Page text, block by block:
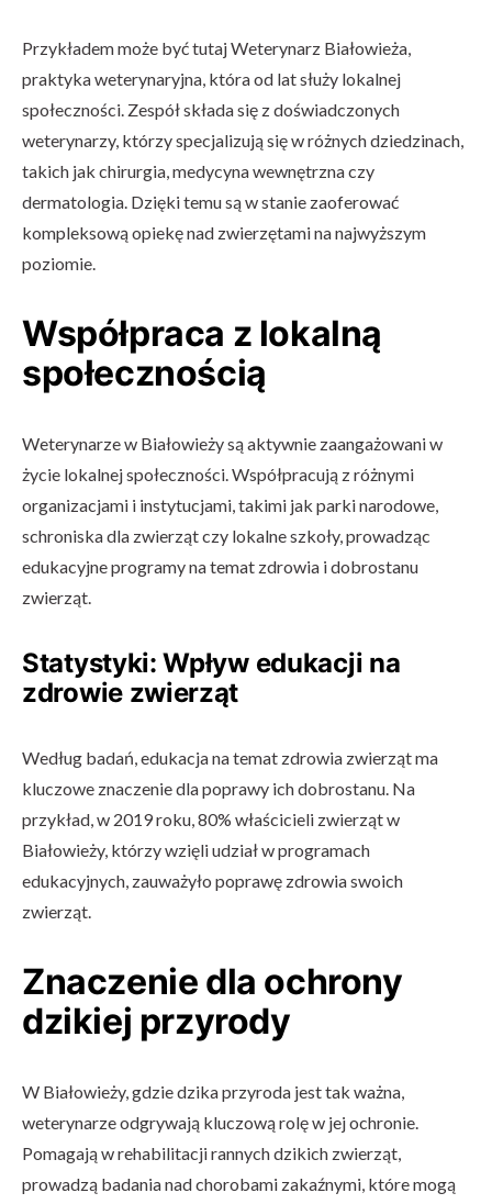
Przykładem może być tutaj Weterynarz Białowieża,
praktyka weterynaryjna, która od lat służy lokalnej
społeczności. Zespół składa się z doświadczonych
weterynarzy, którzy specjalizują się w różnych dziedzinach,
takich jak chirurgia, medycyna wewnętrzna czy
dermatologia. Dzięki temu są w stanie zaoferować
kompleksową opiekę nad zwierzętami na najwyższym
poziomie.
Współpraca z lokalną
społecznością
Weterynarze w Białowieży są aktywnie zaangażowani w
życie lokalnej społeczności. Współpracują z różnymi
organizacjami i instytucjami, takimi jak parki narodowe,
schroniska dla zwierząt czy lokalne szkoły, prowadząc
edukacyjne programy na temat zdrowia i dobrostanu
zwierząt.
Statystyki: Wpływ edukacji na
zdrowie zwierząt
Według badań, edukacja na temat zdrowia zwierząt ma
kluczowe znaczenie dla poprawy ich dobrostanu. Na
przykład, w 2019 roku, 80% właścicieli zwierząt w
Białowieży, którzy wzięli udział w programach
edukacyjnych, zauważyło poprawę zdrowia swoich
zwierząt.
Znaczenie dla ochrony
dzikiej przyrody
W Białowieży, gdzie dzika przyroda jest tak ważna,
weterynarze odgrywają kluczową rolę w jej ochronie.
Pomagają w rehabilitacji rannych dzikich zwierząt,
prowadzą badania nad chorobami zakaźnymi, które mogą